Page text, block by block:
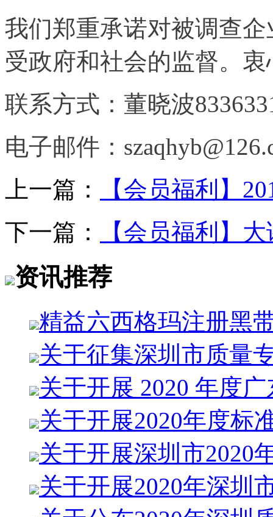
我们郑重承诺对被调查
受政府和社会的监督。
联系方式：董晓波
电子邮件：
上一篇：
【会员福利】
下一篇：
【会员福利】
资讯推荐
精益六西格玛注册黑
关于征集深圳市质量
关于开展 2020 年度
关于开展2020年度标
关于开展深圳市2020
关于开展2020年深圳